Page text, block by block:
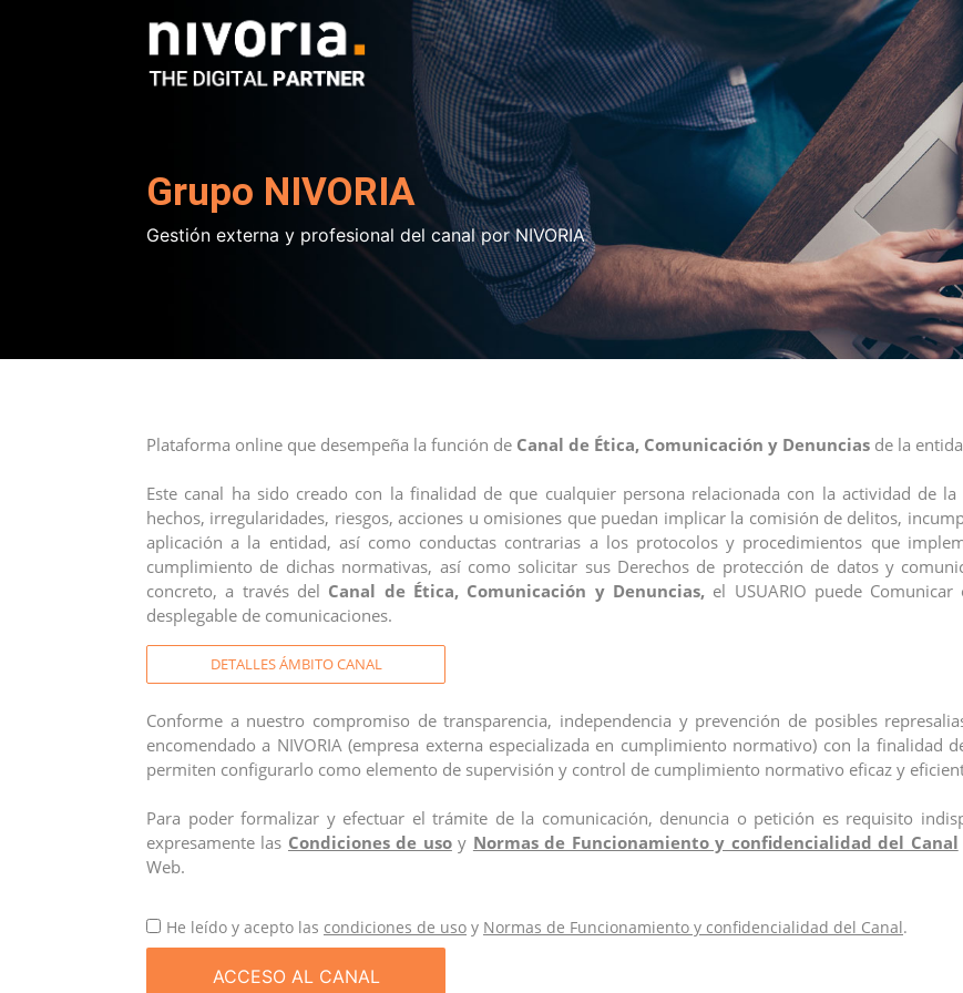
Grupo NIVORIA
Gestión externa y profesional del canal por NIVORIA
Plataforma online que desempeña la función de Canal de Ética, Comunicación y Denuncias de la
Este canal ha sido creado con la finalidad de que cualquier persona relacionada con la actividad de
hechos, irregularidades, riesgos, acciones u omisiones que puedan implicar la comisión de delitos,
aplicación a la entidad, así como conductas contrarias a los protocolos y procedimientos que
cumplimiento de dichas normativas, así como solicitar sus Derechos de protección de datos y
concreto, a través del Canal de Ética, Comunicación y Denuncias,el USUARIO puede
desplegable de comunicaciones.
DETALLES ÁMBITO CANAL
Conforme a nuestro compromiso de transparencia, independencia y prevención de posibles
encomendado a NIVORIA (empresa externa especializada en cumplimiento normativo) con la finalidad
permiten configurarlo como elemento de supervisión y control de cumplimiento normativo eficaz y
Para poder formalizar y efectuar el trámite de la comunicación, denuncia o petición es requisito
expresamente las Condiciones de usoy Normas de Funcionamiento y confidencialidad del Canal
Web.
He leído y acepto las condiciones de uso y Normas de Funcionamiento y confidencialidad del Canal.